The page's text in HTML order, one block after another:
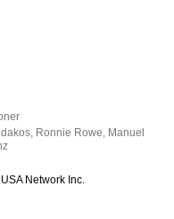
Ronnie Rowe Manuel
Network Inc.